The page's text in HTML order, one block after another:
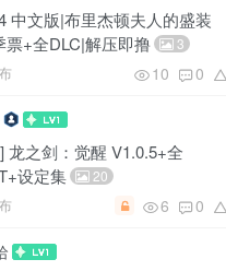
中文版|布里杰顿夫人的盛装
票+全DLC|解压即撸
3
10 0
龙之剑：觉醒 V1.0.5+全
设定集
20
6 0